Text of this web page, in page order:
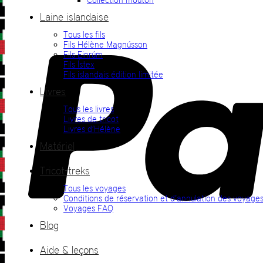
Laine islandaise
Tous les fils
Fils Hélène Magnússon
Fils Einrúm
Fils Ístex
Fils islandais édition limitée
Livres
Tous les livres
Livres de tricot
Livres d’Hélène
Matériel
Tricot-treks
Tous les voyages
Conditions de réservation et d’annulation des voyages
Voyages FAQ
Blog
Aide & leçons